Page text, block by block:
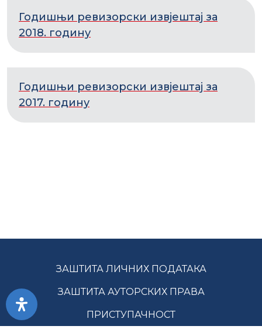
Годишњи ревизорски извјештај за
2018. годину
Годишњи ревизорски извјештај за
2017. годину
ЗАШТИТА ЛИЧНИХ ПОДАТАКА
ЗАШТИТА АУТОРСКИХ ПРАВА
ПРИСТУПАЧНОСТ